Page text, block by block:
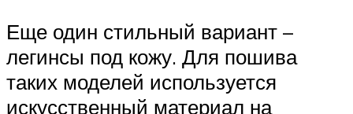
Еще один стильный вариант –
легинсы под кожу. Для пошива
таких моделей используется
искусственный материал на